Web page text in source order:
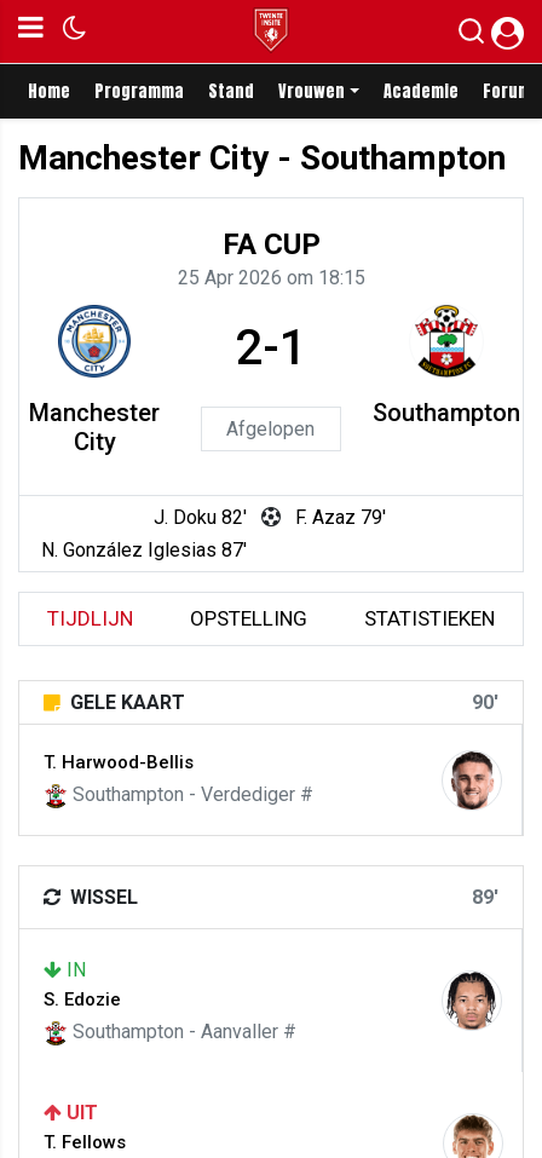
Home Programma Stand Vrouwen Academie Forum
Manchester City - Southampton
FA CUP
25 Apr 2026 om 18:15
Manchester
City
2-1
Afgelopen
Southampton
J. Doku 82'
N. González Iglesias 87'
F. Azaz 79'
TIJDLIJN OPSTELLING STATISTIEKEN
GELE KAART 90'
T. Harwood-Bellis
Southampton - Verdediger #
WISSEL 89'
IN
S. Edozie
Southampton - Aanvaller #
UIT
T. Fellows